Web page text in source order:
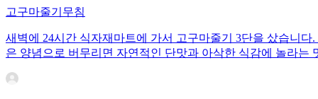
고구마줄기무침
새벽에 24시간 식자재마트에 가서 고구마줄기 3단을 샀습니
은 양념으로 버무리면 자연적인 단맛과 아삭한 식감에 놀라는